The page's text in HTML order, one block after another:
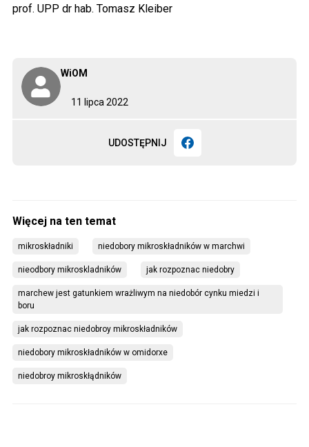
11 lipca 2022
WiOM
UDOSTĘPNIJ
prof. UPP dr hab. Tomasz Kleiber
mikroskładniki niedobory mikroskładników w marchwi
nieodbory mikroskladników jak rozpoznac niedobry
marchew jest gatunkiem wrażliwym na niedobór cynku miedzi i
boru
jak rozpoznac niedobroy mikroskładników
niedobory mikroskładników w omidorxe
niedobroy mikroskłądników